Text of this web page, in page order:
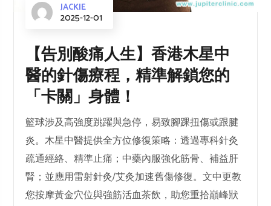
JACKIE
2025-12-01
【告別酸痛人生】香港木星中
醫的針傷療程，精準解鎖您的
「卡關」身體！
籃球涉及高強度跳躍與急停，易致腳踝扭傷或跟腱
炎。木星中醫提供全方位修復策略：透過專科針灸
疏通經絡、精準止痛；中藥內服強化筋骨、補益肝
腎；並應用雷射針灸/艾灸加速舊傷修復。文中更教
您按摩黃金穴位與強筋活血茶飲，助您重拾巔峰狀